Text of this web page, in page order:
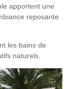
apportent une
reposante
les bains de
naturels.